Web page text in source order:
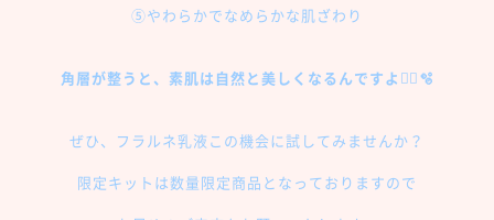
⑤やわらかでなめらかな肌ざわり
角層が整うと、素肌は自然と美しくなるんですよ👌🏻🫧
ぜひ、フラルネ乳液この機会に試してみませんか？
限定キットは数量限定商品となっておりますので